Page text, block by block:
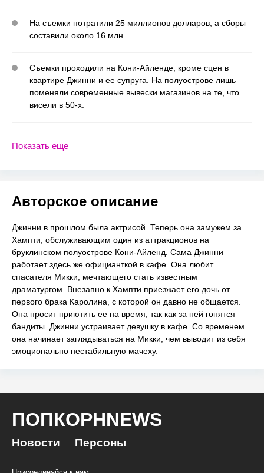
На съемки потратили 25 миллионов долларов, а сборы
составили около 16 млн.
Съемки проходили на Кони-Айленде, кроме сцен в
квартире Джинни и ее супруга. На полуострове лишь
поменяли современные вывески магазинов на те, что
висели в 50-х.
Показать еще
Авторское описание
Джинни в прошлом была актрисой. Теперь она замужем за
Хампти, обслуживающим один из аттракционов на
бруклинском полуострове Кони-Айленд. Сама Джинни
работает здесь же официанткой в кафе. Она любит
спасателя Микки, мечтающего стать известным
драматургом. Внезапно к Хампти приезжает его дочь от
первого брака Каролина, с которой он давно не общается.
Она просит приютить ее на время, так как за ней гонятся
бандиты. Джинни устраивает девушку в кафе. Со временем
она начинает заглядываться на Микки, чем выводит из себя
эмоционально нестабильную мачеху.
ПОПКОРНNEWS
Новости Персоны